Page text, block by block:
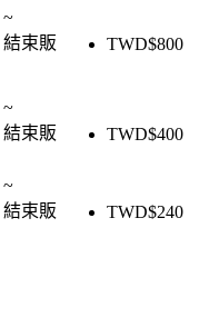
~
結束販
TWD$800
~
結束販
TWD$400
~
結束販
TWD$240